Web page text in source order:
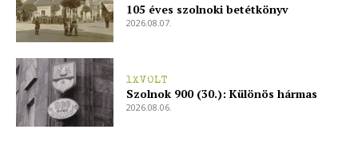
105 éves szolnoki betétkönyv
2026.08.07.
1XVOLT
Szolnok 900 (30.): Különös hármas
2026.08.06.